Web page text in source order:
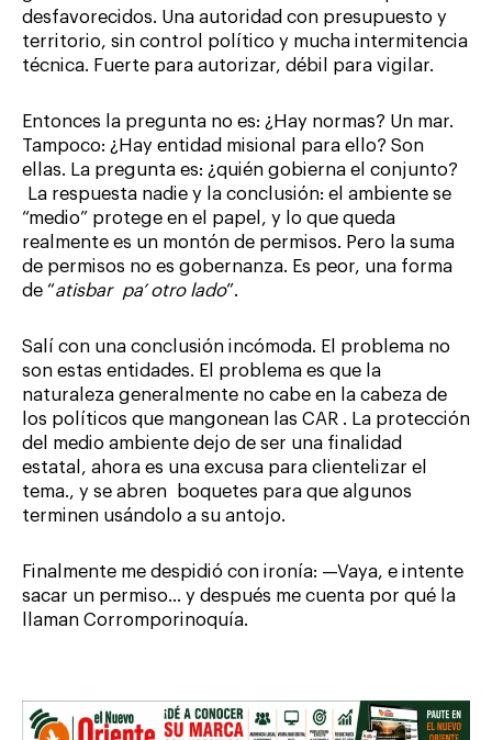
desfavorecidos. Una autoridad con presupuesto y
territorio, sin control político y mucha intermitencia
técnica. Fuerte para autorizar, débil para vigilar.
Entonces la pregunta no es: ¿Hay normas? Un mar.
Tampoco: ¿Hay entidad misional para ello? Son
ellas. La pregunta es: ¿quién gobierna el conjunto?
La respuesta nadie y la conclusión: el ambiente se
“medio” protege en el papel, y lo que queda
realmente es un montón de permisos. Pero la suma
de permisos no es gobernanza. Es peor, una forma
de “atisbar pa’ otro lado”.
Salí con una conclusión incómoda. El problema no
son estas entidades. El problema es que la
naturaleza generalmente no cabe en la cabeza de
los políticos que mangonean las CAR . La protección
del medio ambiente dejo de ser una finalidad
estatal, ahora es una excusa para clientelizar el
tema., y se abren boquetes para que algunos
terminen usándolo a su antojo.
Finalmente me despidió con ironía: —Vaya, e intente
sacar un permiso… y después me cuenta por qué la
llaman Corromporinoquía.